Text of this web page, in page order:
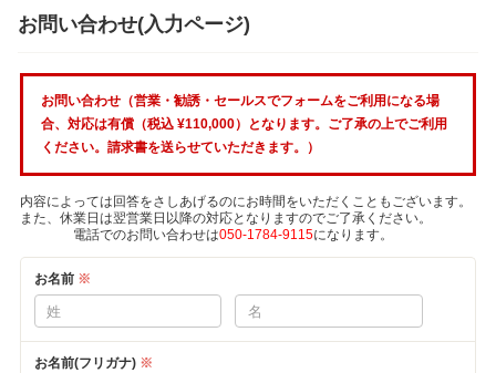
お問い合わせ(入力ページ)
お問い合わせ（営業・勧誘・セールスでフォームをご利用になる場
合、対応は有償（税込 ¥110,000）となります。ご了承の上でご利用
ください。請求書を送らせていただきます。）
内容によっては回答をさしあげるのにお時間をいただくこともございます。
また、休業日は翌営業日以降の対応となりますのでご了承ください。
電話でのお問い合わせは050-1784-9115になります。
お名前 ※
お名前(フリガナ) ※